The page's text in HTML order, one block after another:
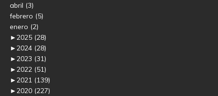
abril (3)
febrero (5)
enero (2)
►2025 (28)
►2024 (28)
►2023 (31)
►2022 (51)
►2021 (139)
►2020 (227)